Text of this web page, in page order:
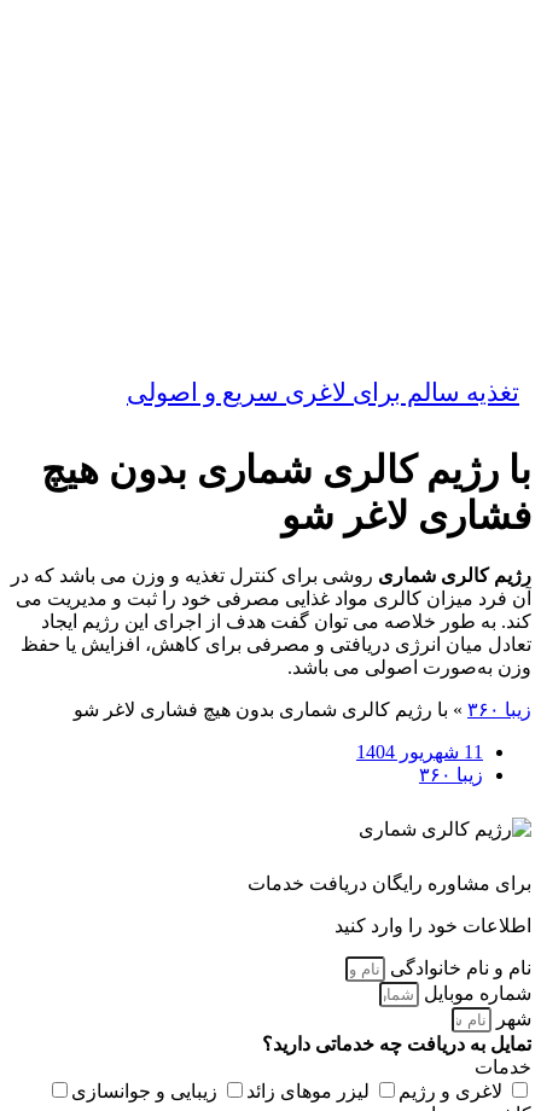
تغذیه سالم برای لاغری سریع و اصولی
با رژیم کالری شماری بدون هیچ
فشاری لاغر شو
رژیم کالری شماری روشی برای کنترل تغذیه و وزن می باشد که در
آن فرد میزان کالری مواد غذایی مصرفی خود را ثبت و مدیریت می‌
کند. به طور خلاصه می توان گفت هدف از اجرای این رژیم ایجاد
تعادل میان انرژی دریافتی و مصرفی برای کاهش، افزایش یا حفظ
وزن به‌صورت اصولی می باشد.
زیبا ۳۶۰ » با رژیم کالری شماری بدون هیچ فشاری لاغر شو
11 شهریور 1404
زیبا ۳۶۰
برای مشاوره رایگان دریافت خدمات
اطلاعات خود را وارد کنید
نام و نام خانوادگی
شماره موبایل
شهر
تمایل به دریافت چه خدماتی دارید؟
خدمات
لاغری و رژیم
لیزر موهای زائد
زیبایی و جوانسازی